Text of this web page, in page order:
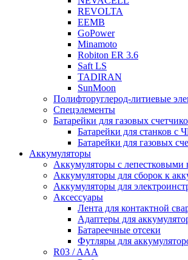
REVOLTA
EEMB
GoPower
Minamoto
Robiton ER 3.6
Saft LS
TADIRAN
SunMoon
Полифторуглерод-литиевые
Спецэлементы
Батарейки для газовых
Батарейки для станков с
Батарейки для газовых
Аккумуляторы
Аккумуляторы с лепестковыми
Аккумуляторы для сборок к
Аккумуляторы для
Аксессуары
Лента для контактной
Адаптеры для
Батареечные отсеки
Футляры для
R03 / AAA